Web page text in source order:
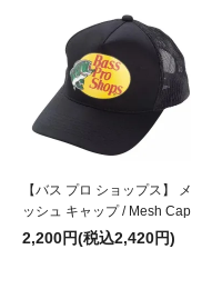
【バス プロ ショップス】 メ
ッシュ キャップ / Mesh Cap
2,200円(税込2,420円)